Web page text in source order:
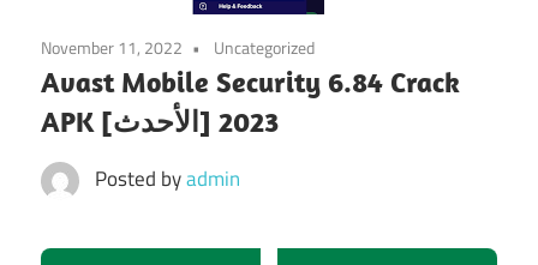
November 11, 2022 Uncategorized
Avast Mobile Security 6.84 Crack
APK [الأحدث] 2023
Posted byadmin